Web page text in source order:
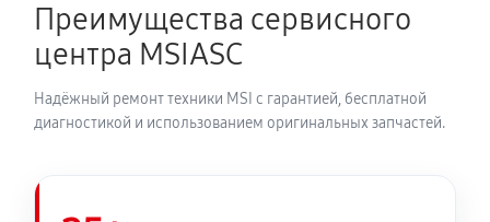
Преимущества сервисного
центра MSIASC
Надёжный ремонт техники MSI с гарантией, бесплатной
диагностикой и использованием оригинальных запчастей.